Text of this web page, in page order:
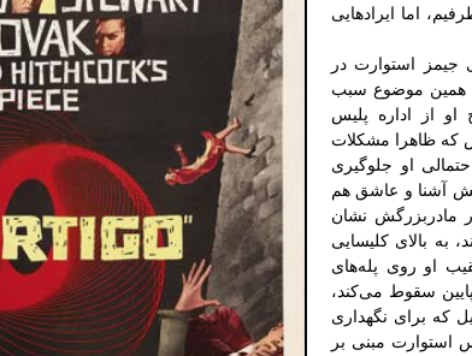
اما ایرادهایی
جیمز استوارت در
همین موضوع سبب
از اداره پلیس
که ظاهرا مشکلات
او جلوگیری
آشنا و عاشق هم
مادربزرگش نشان
به بالای کلیسایی
او روی پله‌های
سقوط می‌کند،
که برای نگهداری
استوارت مبنی بر